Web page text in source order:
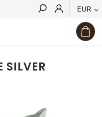
EUR
Hľadať
SILVER